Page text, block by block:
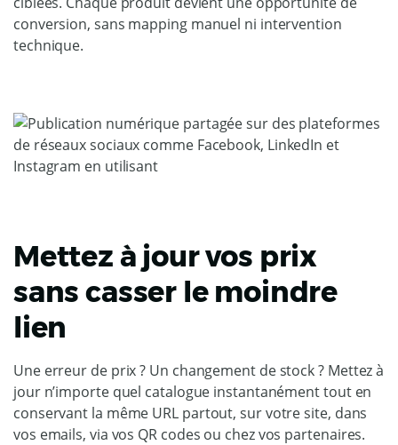
conversion, sans mapping manuel ni intervention
technique.
Mettez à jour vos prix
sans casser le moindre
lien
Une erreur de prix ? Un changement de stock ? Mettez à
jour n’importe quel catalogue instantanément tout en
conservant la même URL partout, sur votre site, dans
vos emails, via vos QR codes ou chez vos partenaires.